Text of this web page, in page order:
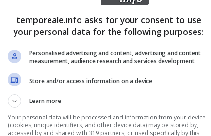
dell’Agenzia delle Entrate – Temporeale.info (fonte: © ANSA)
poi di regimi forfettari e con agevolazioni ha
autonomi
canto, si richiede, alle partite IVA, la massima
della loro situazione reddituale e amministrativa.
guai.
temporeale.info asks for your consent to use
your personal data for the following purposes:
Personalised advertising and content, advertising and content
measurement, audience research and services development
Store and/or access information on a device
Learn more
Your personal data will be processed and information from your device
(cookies, unique identifiers, and other device data) may be stored by,
accessed by and shared with 319 partners, or used specifically by this